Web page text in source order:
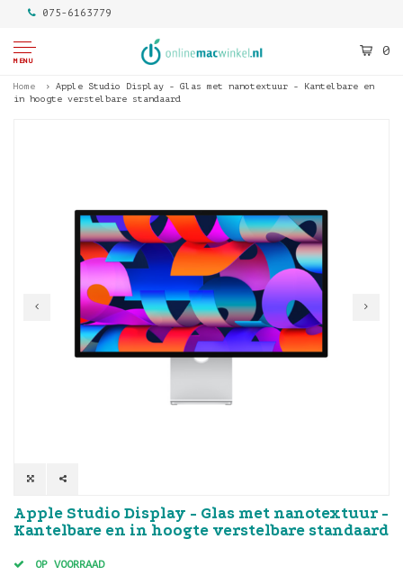
075-6163779
MENU
0
Home
Apple Studio Display - Glas met nanotextuur - Kantelbare en
in hoogte verstelbare standaard
Apple Studio Display - Glas met nanotextuur -
Kantelbare en in hoogte verstelbare standaard
OP VOORRAAD